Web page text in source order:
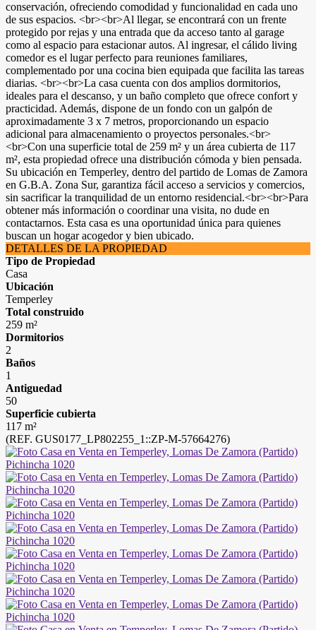
conservación, ofreciendo comodidad y funcionalidad en cada uno
de sus espacios. <br><br>Al llegar, se encontrará con un frente
protegido por rejas y una entrada que da acceso tanto al garage
como al espacio para estacionar autos. Al ingresar, el cálido living
comedor es el lugar perfecto para reuniones familiares,
complementado por una cocina bien equipada que facilita las tareas
diarias. <br><br>La casa cuenta con dos amplios dormitorios,
ideales para el descanso, y un baño completo que ofrece confort y
practicidad. Además, dispone de un fondo con un galpón de
aproximadamente 3 x 7 metros, proporcionando un espacio
adicional para almacenamiento o proyectos personales.<br>
<br>Con una superficie total de 259 m² y un área cubierta de 117
m², esta propiedad ofrece una distribución cómoda y bien pensada.
Su ubicación en Temperley, dentro del partido de Lomas de Zamora
en G.B.A. Zona Sur, garantiza fácil acceso a servicios y comercios,
sin sacrificar la tranquilidad de un entorno residencial.<br><br>Para
obtener más información o coordinar una visita, no dude en
contactarnos. Esta casa es una oportunidad única para quienes
buscan un hogar acogedor y bien ubicado.
DETALLES DE LA PROPIEDAD
Tipo de Propiedad
Casa
Ubicación
Temperley
Total construido
259 m²
Dormitorios
2
Baños
1
Antiguedad
50
Superficie cubierta
117 m²
(REF. GUS0177_LP802255_1::ZP-M-57664276)